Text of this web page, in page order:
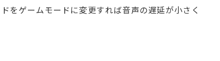
をゲームモードに変更すれば音声の遅延が小さく